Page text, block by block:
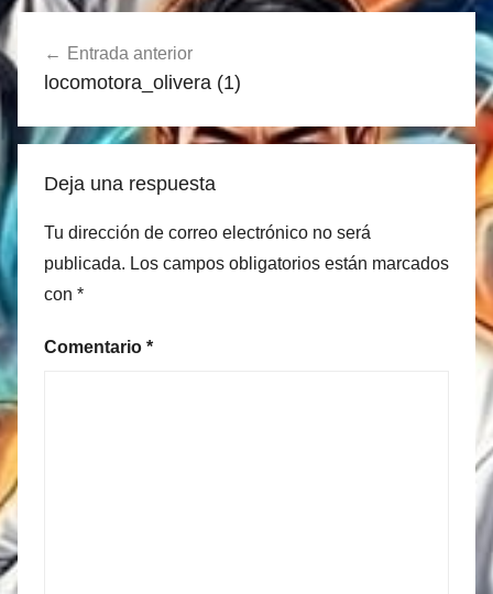
de
Entrada anterior
locomotora_olivera (1)
Deja una respuesta
Tu dirección de correo electrónico no será
publicada. Los campos obligatorios están marcados
con *
Comentario *